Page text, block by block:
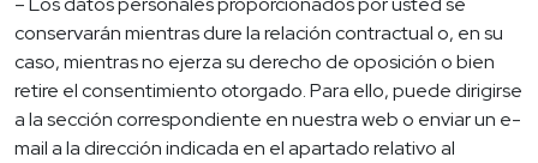
conservarán mientras dure la relación contractual o, en su
caso, mientras no ejerza su derecho de oposición o bien
retire el consentimiento otorgado. Para ello, puede dirigirse
a la sección correspondiente en nuestra web o enviar un e-
mail a la dirección indicada en el apartado relativo al